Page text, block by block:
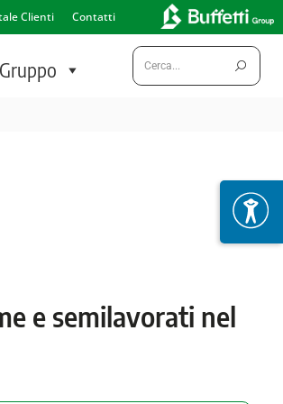
Clienti Contatti
Cerca:
e semilavorati nel